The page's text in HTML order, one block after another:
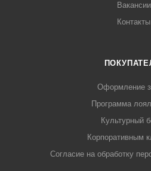
Вакансии
Контакты
Оформление
Программа
Культурный
Корпоративным
Согласие на обработку